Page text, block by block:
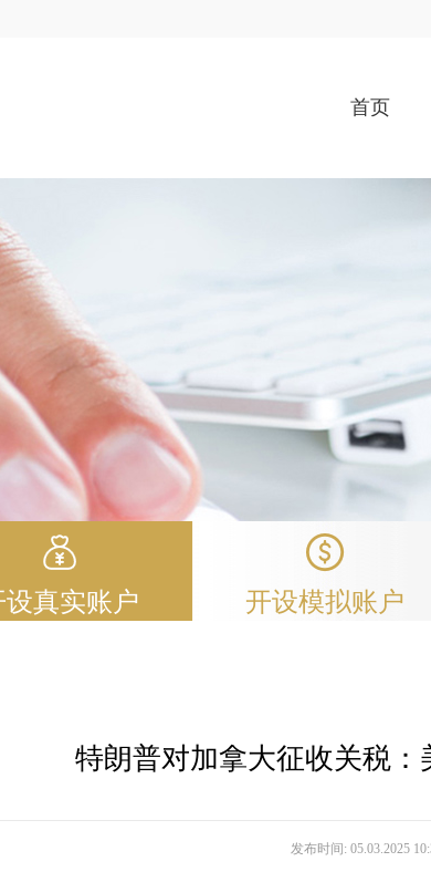
首页
设真实账户 开设模拟账户
特朗普对加拿大征收关税：
发布时间: 05.03.2025